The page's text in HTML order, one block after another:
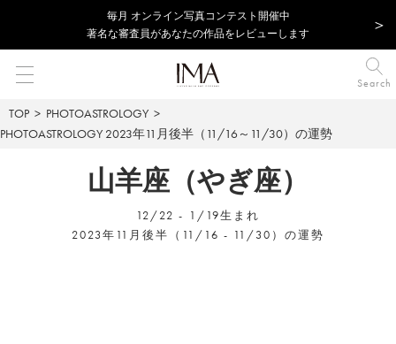
毎⽉ オンライン写真コンテスト開催中
著名な審査員があなたの作品をレビューします
Search
TOP
PHOTOASTROLOGY
PHOTOASTROLOGY 2023年11月後半（11/16～11/30）の運勢
山羊座（やぎ座）
12/22 - 1/19生まれ
2023年11月後半（11/16 - 11/30）の運勢